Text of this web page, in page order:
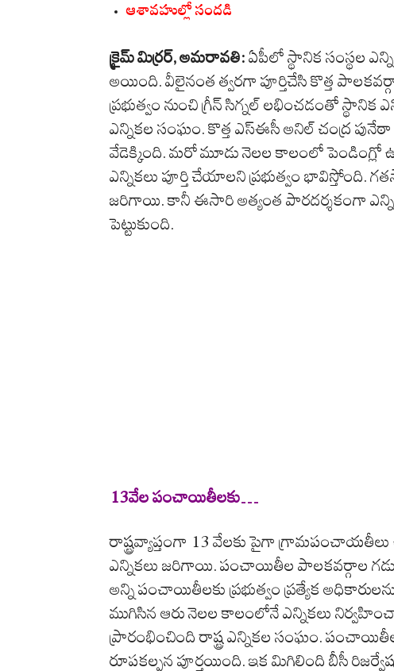
ఆశావహుల్లో సందడి
క్రైమ్ మిర్రర్, అమరావతి: ఏపీలో స్థానిక సంస్థల
అయింది. వీలైనంత త్వరగా పూర్తిచేసి కొత్త
ప్రభుత్వం నుంచి గ్రీన్ సిగ్నల్ లభించడంతో స్థానిక
ఎన్నికల సంఘం. కొత్త ఎస్ఈసీ అనిల్ చంద్ర
వేడెక్కింది. మరో మూడు నెలల కాలంలో పెండింగ్లో
ఎన్నికలు పూర్తి చేయాలని ప్రభుత్వం
జరిగాయి. కానీ ఈసారి అత్యంత పారదర్శకంగా
పెట్టుకుంది.
13వేల పంచాయితీలకు…
రాష్ట్రవ్యాప్తంగా 13 వేలకు పైగా
ఎన్నికలు జరిగాయి. పంచాయితీల పాలకవర్గాల
అన్ని పంచాయితీలకు ప్రభుత్వం ప్రత్యేక
ముగిసిన ఆరు నెలల కాలంలోనే ఎన్నికలు
ప్రారంభించింది రాష్ట్ర ఎన్నికల సంఘం.
రూపకల్పన పూర్తయింది. ఇక మిగిలింది బీసీ